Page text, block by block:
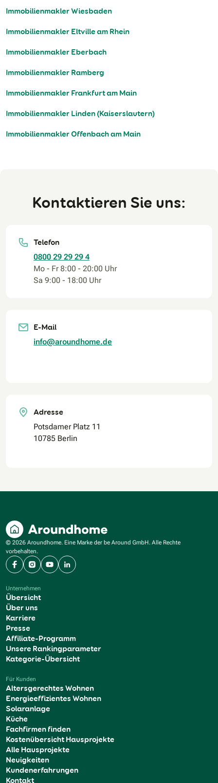
Immobilienmakler Wiesbaden
Immobilienmakler Eltville am Rhein
Immobilienmakler Eberbach
Immobilienmakler Ramberg
Immobilienmakler Frankfurt am Main
Immobilienmakler Linden (Kaiserslautern)
Immobilienmakler Offenbach am Main
Kontaktieren Sie uns:
Telefon
0800 29 29 29 4
Mo - Fr 8:00 - 20:00 Uhr
Sa 9:00 - 18:00 Uhr
E-Mail
info@aroundhome.de
Adresse
Potsdamer Platz 11
10785 Berlin
© 2026 Aroundhome. Eine Marke der be Around GmbH. Alle Rechte
vorbehalten.
FacebookInstagram
YouTubeLinkedIn
Unternehmen
Übersicht
Über uns
Karriere
Presse
Affiliate-Programm
Unsere Rankingparameter
Kategorie-Übersicht
Für Kunden
Altersgerechtes Wohnen
Energieeffizientes Wohnen
Solaranlage
Küche
Fachfirmen finden
Kostenübersicht Hausprojekte
Alle Hausprojekte
Neuigkeiten
Kundenerfahrungen
Kontakt